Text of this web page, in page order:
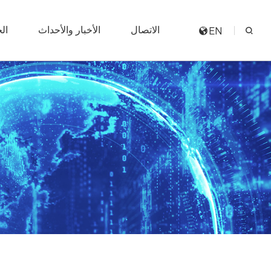
الأخبار والأحداث الاتصال EN